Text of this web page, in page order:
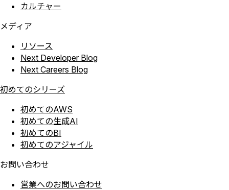
カルチャー
メディア
リソース
Next Developer Blog
Next Careers Blog
初めてのシリーズ
初めてのAWS
初めての生成AI
初めてのBI
初めてのアジャイル
お問い合わせ
営業へのお問い合わせ